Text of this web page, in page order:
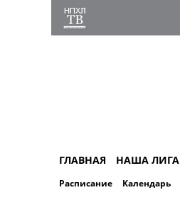
ГЛАВНАЯ НАША ЛИГА
Расписание Календарь